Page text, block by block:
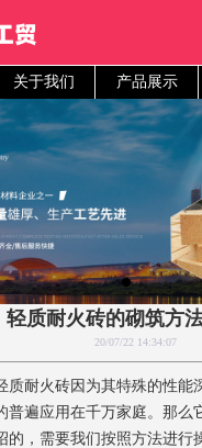
关于我们 产品展示
轻质耐火砖的砌筑方
20/07/22 14:34:07
耐火砖因为其特殊的性能
普遍应用在千万家庭。那么
的，需要我们按照方法进行